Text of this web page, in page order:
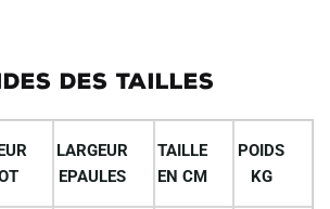
DES TAILLES
LARGEUR
EPAULES
TAILLE
EN CM
POIDS
KG